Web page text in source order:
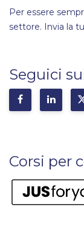
Per essere
settore. Invia la
Seguici
Corsi per